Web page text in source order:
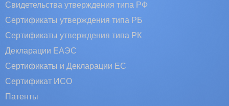
Свидетельства утверждения типа РФ
Сертификаты утверждения типа РБ
Сертификаты утверждения типа РК
Декларации ЕАЭС
Сертификаты и Декларации EC
Сертификат ИСО
Патенты